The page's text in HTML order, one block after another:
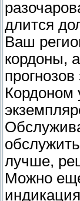
длится
Ваш
кордоны,
Кордоном
лучше,
Можно